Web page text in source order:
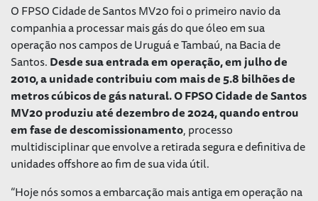
O FPSO Cidade de Santos MV20 foi o primeiro navio da
companhia a processar mais gás do que óleo em sua
operação nos campos de Uruguá e Tambaú, na Bacia de
Santos.Desde sua entrada em operação, em julho de
2010, a unidade contribuiu com mais de 5.8 bilhões de
metros cúbicos de gás natural. O FPSO Cidade de Santos
MV20 produziu até dezembro de 2024, quando entrou
em fase de descomissionamento, processo
multidisciplinar que envolve a retirada segura e definitiva de
unidades offshore ao fim de sua vida útil.
“Hoje nós somos a embarcação mais antiga em operação na